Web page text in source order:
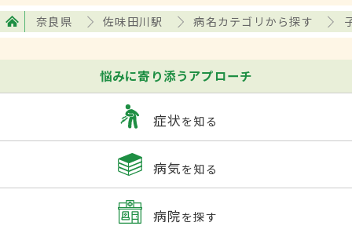
奈良県 佐味田川駅 病名カテゴリから探す
悩みに寄り添うアプローチ
症状を知る
病気を知る
病院を探す